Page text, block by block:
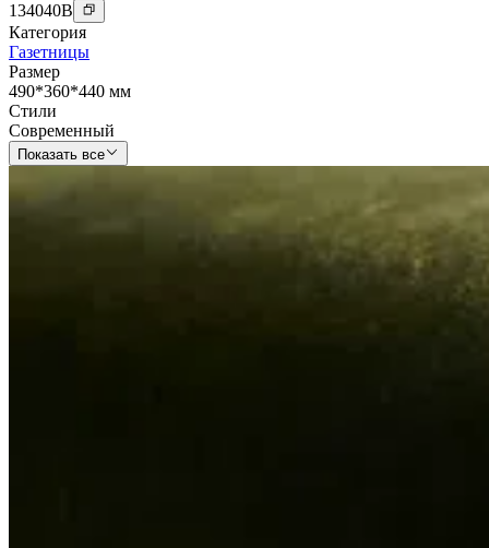
134040B
Категория
Газетницы
Размер
490*360*440 мм
Стили
Современный
Показать все